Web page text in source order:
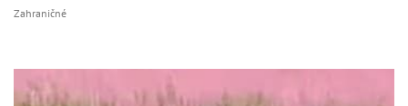
Zahraničné